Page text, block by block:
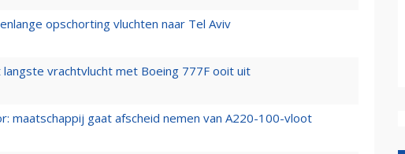
opschorting vluchten naar Tel Aviv
langste vrachtvlucht met Boeing 777F ooit uit
maatschappij gaat afscheid nemen van A220-100-vloot